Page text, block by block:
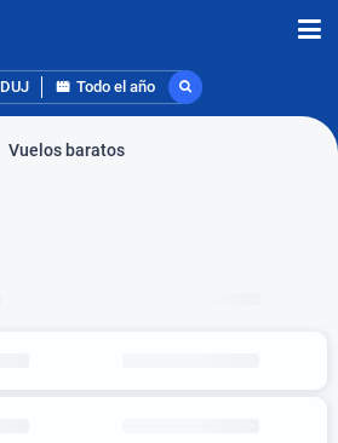
DUJ Todo el año
Vuelos baratos